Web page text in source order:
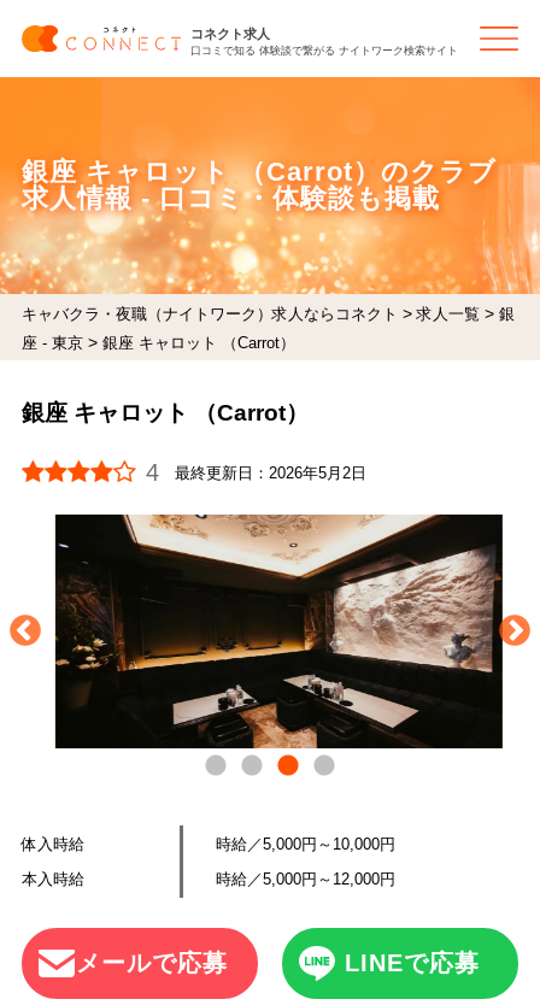
コネクト求人
口コミで知る 体験談で繋がる ナイトワーク検索サイト
銀座 キャロット （Carrot）のクラブ
求人情報 - 口コミ・体験談も掲載
キャバクラ・夜職（ナイトワーク）求人ならコネクト >求人一覧 > 銀
座 - 東京> 銀座 キャロット （Carrot）
銀座 キャロット （Carrot）
4 最終更新日：2026年5月2日
体入時給
時給／5,000円～10,000円
本入時給
時給／5,000円～12,000円
メールで応募 LINEで応募